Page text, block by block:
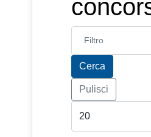
Inserisci parte
Cerca
Pulisci